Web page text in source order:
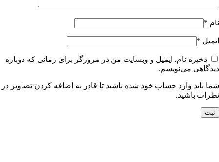
نام *
ایمیل *
ذخیره نام، ایمیل و وبسایت من در مرورگر برای زمانی که دوباره
دیدگاهی می‌نویسم.
شما باید وارد حساب خود شده باشید تا قادر به اضافه کردن تصاویر در
نظرات باشید.